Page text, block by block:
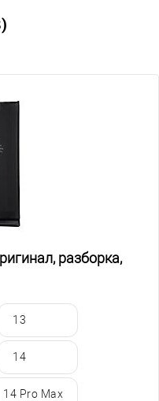
разборка,
13
14
14 Pro Max